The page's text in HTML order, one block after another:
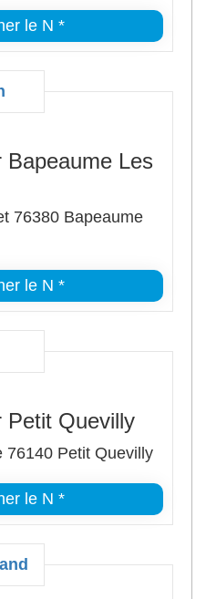
le N *
Les
76380 Bapeaume
le N *
Petit Quevilly
76140 Petit Quevilly
le N *